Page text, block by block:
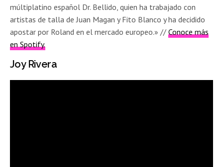
múltiplatino español Dr. Bellido, quien ha trabajado con
artistas de talla de Juan Magan y Fito Blanco y ha decidido
apostar por Roland en el mercado europeo.» //Conoce más
en Spotify.
Joy Rivera